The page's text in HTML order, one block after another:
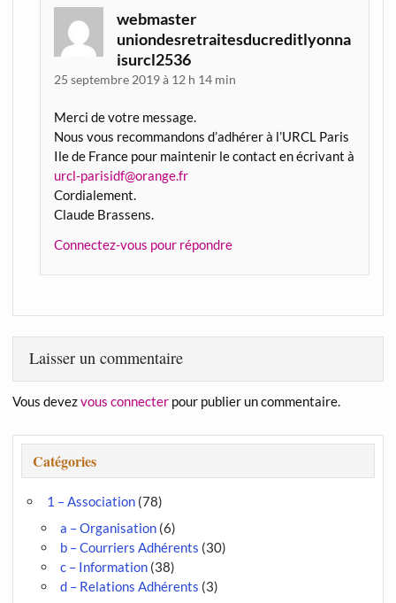
webmaster
uniondesretraitesducreditlyonna
isurcl2536
25 septembre 2019 à 12 h 14 min
Merci de votre message.
Nous vous recommandons d’adhérer à l’URCL Paris
Ile de France pour maintenir le contact en écrivant à
urcl-parisidf@orange.fr
Cordialement.
Claude Brassens.
Connectez-vous pour répondre
Laisser un commentaire
Vous devezvous connecterpour publier un commentaire.
Catégories
1 – Association(78)
a – Organisation(6)
b – Courriers Adhérents (30)
c – Information(38)
d – Relations Adhérents (3)